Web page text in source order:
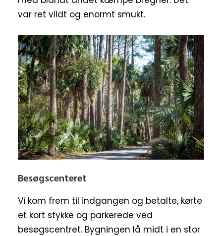
var ret vildt og enormt smukt.
Besøgscenteret
Vi kom frem til indgangen og betalte, kørte
et kort stykke og parkerede ved
besøgscentret. Bygningen lå midt i en stor